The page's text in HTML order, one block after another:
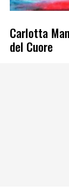
Carlotta
del Cuore